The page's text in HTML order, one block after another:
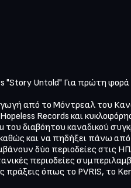
"Story Untold" Για πρώτη
από το Μόντρεαλ του
Records και
διαβόητου καναδικού
και να πηδήξει πάνω
δύο περιοδείες στις
περιοδείες
όπως το PVRIS, το